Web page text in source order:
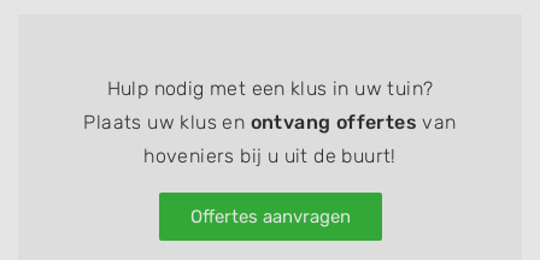
Hulp nodig met een klus in uw tuin?
Plaats uw klus en ontvang offertes van
hoveniers bij u uit de buurt!
Offertes aanvragen